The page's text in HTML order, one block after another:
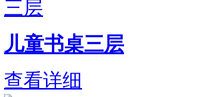
儿童书桌三层
查看详细